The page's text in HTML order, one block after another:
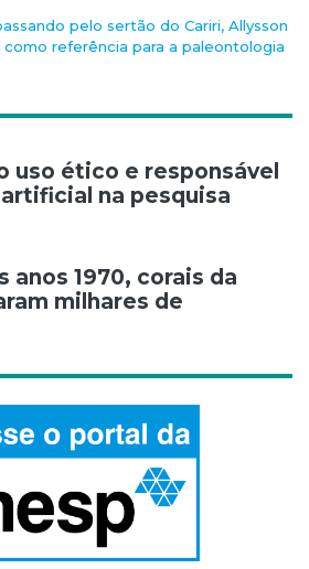
pelo sertão do Cariri, Allysson
referência para a paleontologia
de Post
uso ético e responsável
na pesquisa
anos 1970, corais da
milhares de